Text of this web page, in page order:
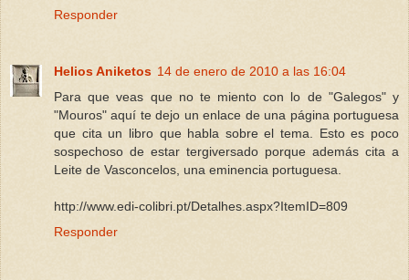
Responder
Helios Aniketos 14 de enero de 2010 a las 16:04
Para que veas que no te miento con lo de "Galegos" y
"Mouros" aquí te dejo un enlace de una página portuguesa
que cita un libro que habla sobre el tema. Esto es poco
sospechoso de estar tergiversado porque además cita a
Leite de Vasconcelos, una eminencia portuguesa.
http://www.edi-colibri.pt/Detalhes.aspx?ItemID=809
Responder